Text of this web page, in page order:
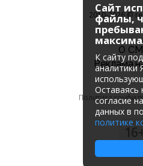
2010-2026 ©
О
Реклама
Политика
Сайт
файлы,
К cайту
аналитики
Оставаясь
согласие
данных в
политике